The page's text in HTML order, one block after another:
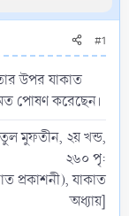
#1
উপর যাকাত
পোষণ করেছেন।
মুফতীন, ২য় খন্ড,
২৬০ পৃ:
প্রকাশনী), যাকাত
অধ্যায়]​